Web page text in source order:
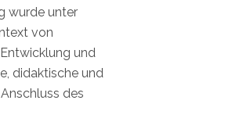
wurde unter
von
und
didaktische und
des